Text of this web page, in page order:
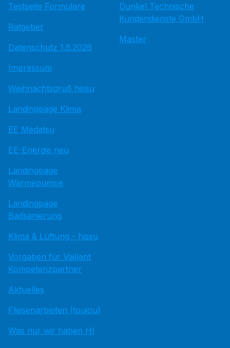
Testseite Formulare
Ratgeber
Datenschutz 1.6.2026
Impressum
Weihnachtsgruß hissu
Landingpage Klima
EE Medatsu
EE-Energie neu
Landingpage
Wärmepumpe
Landingpage
Badsanierung
Klima & Lüftung - hissu
Vorgaben für Vaillant
Kompetenzpartner
Aktuelles
Fliesenarbeiten (toujou)
Was nur wir haben HI
Dunkel Technische
Kundendienste GmbH
Master